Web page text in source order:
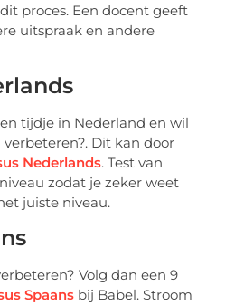
proces. Een docent geeft
uitspraak en andere
tijdje in Nederland en wil
verbeteren?. Dit kan door
Nederlands. Test van
zodat je zeker weet
juiste niveau.
Volg dan een 9
Spaans bij Babel. Stroom